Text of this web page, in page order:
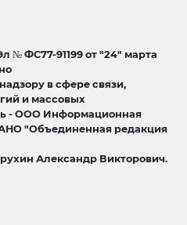
№ ФС77-91199 от "24" марта
в сфере связи,
и массовых
- ООО Информационная
"Объединенная редакция
Александр Викторович.